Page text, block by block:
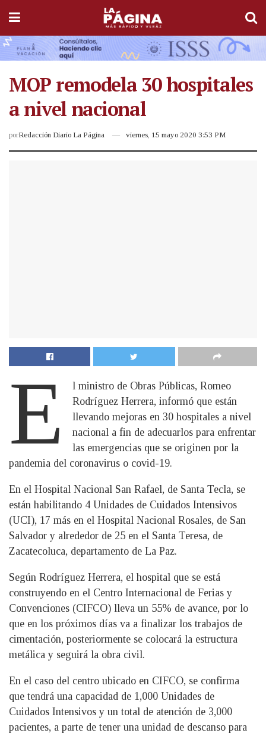
MOP remodela 30 hospitales
a nivel nacional
porRedacción Diario La Página viernes, 15 mayo 2020 3:53 PM
E
l ministro de Obras Públicas, Romeo
Rodríguez Herrera, informó que están
llevando mejoras en 30 hospitales a nivel
nacional a fin de adecuarlos para enfrentar
las emergencias que se originen por la
pandemia del coronavirus o covid-19.
En el Hospital Nacional San Rafael, de Santa Tecla, se
están habilitando 4 Unidades de Cuidados Intensivos
(UCI), 17 más en el Hospital Nacional Rosales, de San
Salvador y alrededor de 25 en el Santa Teresa, de
Zacatecoluca, departamento de La Paz.
Según Rodríguez Herrera, el hospital que se está
construyendo en el Centro Internacional de Ferias y
Convenciones (CIFCO) lleva un 55% de avance, por lo
que en los próximos días va a finalizar los trabajos de
cimentación, posteriormente se colocará la estructura
metálica y seguirá la obra civil.
En el caso del centro ubicado en CIFCO, se confirma
que tendrá una capacidad de 1,000 Unidades de
Cuidados Intensivos y un total de atención de 3,000
pacientes, a parte de tener una unidad de descanso para